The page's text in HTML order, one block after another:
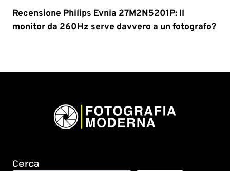
Recensione Philips Evnia 27M2N5201P: Il
monitor da 260Hz serve davvero a un fotografo?
Cerca